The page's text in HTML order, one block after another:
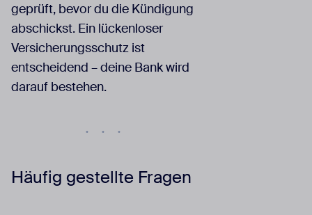
geprüft, bevor du die Kündigung
abschickst. Ein lückenloser
Versicherungsschutz ist
entscheidend – deine Bank wird
darauf bestehen.
Häufig gestellte Fragen